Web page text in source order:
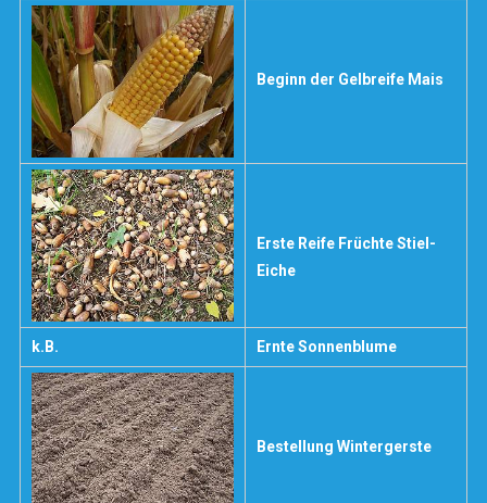
Beginn der Gelbreife Mais
Erste Reife Früchte Stiel-
Eiche
k.B. Ernte Sonnenblume
Bestellung Wintergerste